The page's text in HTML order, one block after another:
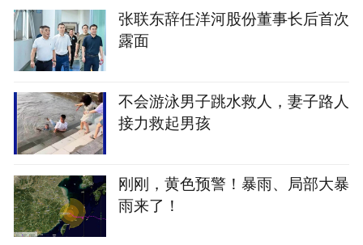
张联东辞任洋河股份董事长后首次
露面
不会游泳男子跳水救人，妻子路人
接力救起男孩
刚刚，黄色预警！暴雨、局部大暴
雨来了！